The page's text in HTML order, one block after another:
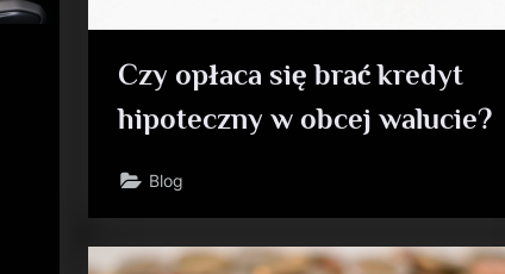
Czy opłaca się brać kredyt
hipoteczny w obcej walucie?
Blog